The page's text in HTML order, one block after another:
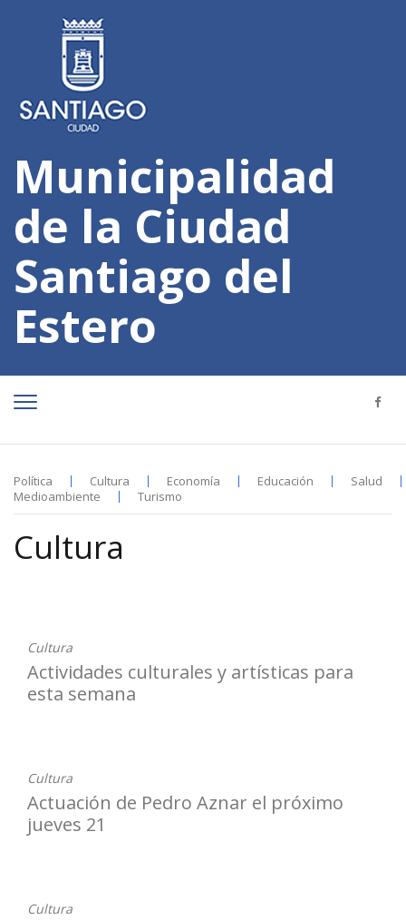
Municipalidad
de la Ciudad
Santiago del
Estero
Política Cultura Economía Educación
Salud
Medioambiente
Turismo
Cultura
Cultura
Actividades culturales y artísticas para
esta semana
Cultura
Actuación de Pedro Aznar el próximo
jueves 21
Cultura